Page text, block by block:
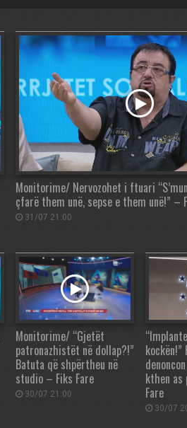
Monitorime/ Nervozohet i ftuari
çfarë them unë, sepse e them unë!” –
31/07 21:00
Monitorime/ “Gjetët
patronazhistët në dollap?!”
Batuta që shpërtheu në
studio – Fiks Fare
30/07 21:00
kthen as
Fare
30/07